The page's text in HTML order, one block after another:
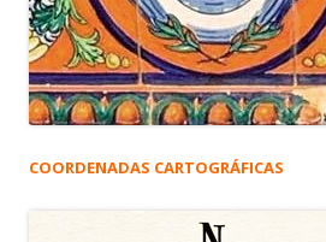
COORDENADAS CARTOGRÁFICAS